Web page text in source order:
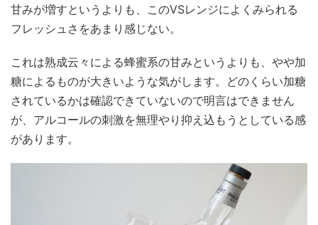
甘みが増すというよりも、このVSレンジによくみられる
フレッシュさをあまり感じない。
これは熟成云々による蜂蜜系の甘みというよりも、やや加
糖によるものが大きいような気がします。どのくらい加糖
されているかは確認できていないので明言はできません
が、アルコールの刺激を無理やり抑え込もうとしている感
があります。